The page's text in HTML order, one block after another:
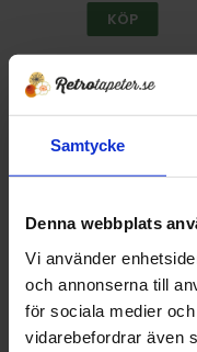
Samtycke
Denna webbplats
Vi använder
och annonserna till
för sociala medier
vidarebefordrar även
KÖP
Tapet 545217-151264
Wilman Ltd
Tryckår 1992
30%